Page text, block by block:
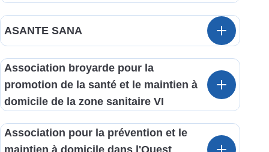
ASANTE SANA
Association broyarde pour la
promotion de la santé et le maintien à
domicile de la zone sanitaire VI
Association pour la prévention et le
maintien à domicile dans l'Ouest